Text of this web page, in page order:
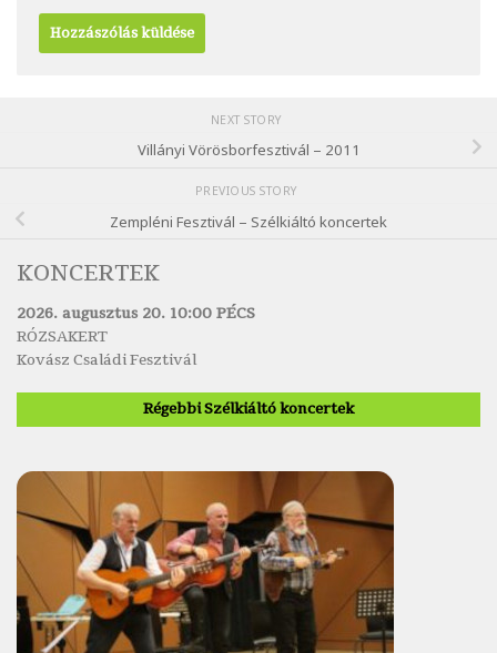
NEXT STORY
Villányi Vörösborfesztivál – 2011
PREVIOUS STORY
Zempléni Fesztivál – Szélkiáltó koncertek
KONCERTEK
2026. augusztus 20. 10:00 PÉCS
RÓZSAKERT
Kovász Családi Fesztivál
Régebbi Szélkiáltó koncertek